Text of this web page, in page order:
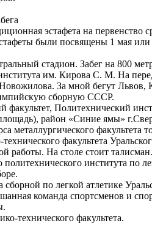
эстафета на первенство
были посвящены 1 мая
стадион. Забег на 800
им. Кирова С. М. На
За мной бегут Львов,
сборную СССР.
факультет, Политехнический
район «Синие ямы»
металлургического факультета
факультета
работы. На столе стоит
политехнического института по
сборной по легкой атлетике
команда спортсменов и
технического факультета.